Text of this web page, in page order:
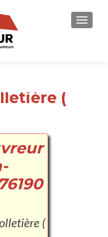
(
(